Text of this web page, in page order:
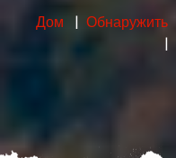
Дом Обнаружить